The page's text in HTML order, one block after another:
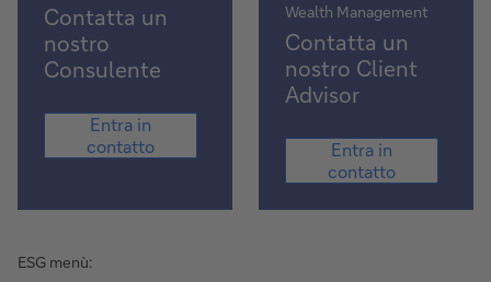
Contatta un
nostro
Consulente
Entra
contatto
Entra in
contatto
Wealth Management
Contatta un
nostro Client
Advisor
Entra
contatto
Entra in
contatto
ESG menù: